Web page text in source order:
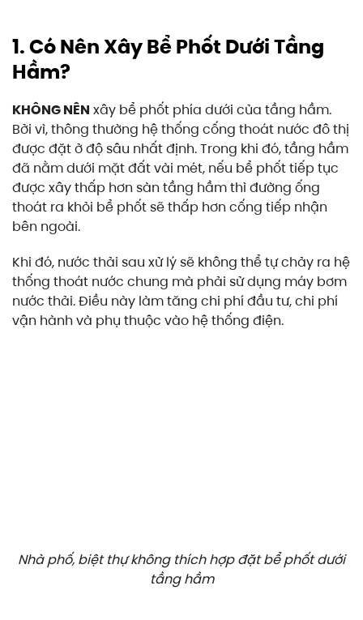
Hầm
1. Có Nên Xây Bể Phốt Dưới Tầng
Hầm?
KHÔNG NÊN xây bể phốt phía dưới của tầng hầm.
Bởi vì, thông thường hệ thống cống thoát nước đô thị
được đặt ở độ sâu nhất định. Trong khi đó, tầng hầm
đã nằm dưới mặt đất vài mét, nếu bể phốt tiếp tục
được xây thấp hơn sàn tầng hầm thì đường ống
thoát ra khỏi bể phốt sẽ thấp hơn cống tiếp nhận
bên ngoài.
Khi đó, nước thải sau xử lý sẽ không thể tự chảy ra hệ
thống thoát nước chung mà phải sử dụng máy bơm
nước thải. Điều này làm tăng chi phí đầu tư, chi phí
vận hành và phụ thuộc vào hệ thống điện.
Nhà phố, biệt thự không thích hợp đặt bể phốt dưới
tầng hầm